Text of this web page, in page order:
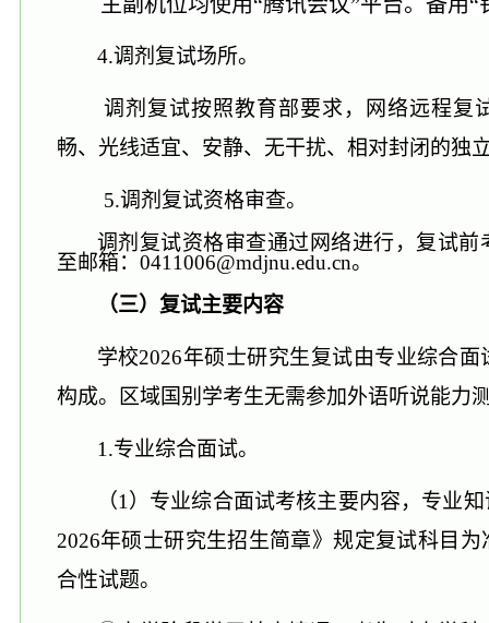
4.调剂复试场所。
调剂复试按照教育部要求，网络远程复
畅、光线适宜、安静、无干扰、相对封闭的独
5.调剂复试资格审查。
调剂复试资格审查通过网络进行，复试前
至邮箱： 0411006@mdjnu.edu.cn。
（三）复试主要内容
学校2026年硕士研究生复试由专业综合面
构成。 区域国别 学考生无需参加外语听说能力
1.专业综合面试。
（1）专业综合面试考核主要内容， 专业
2026年硕士研究生招生简章》规定复试科目
合性试题。